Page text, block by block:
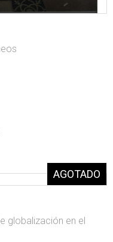
globalización en el